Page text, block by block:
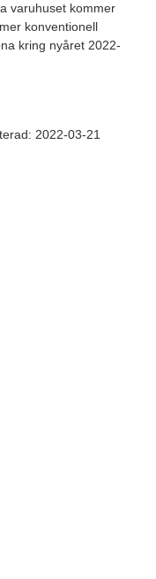
varuhuset kommer
konventionell
kring nyåret 2022-
2022-03-21